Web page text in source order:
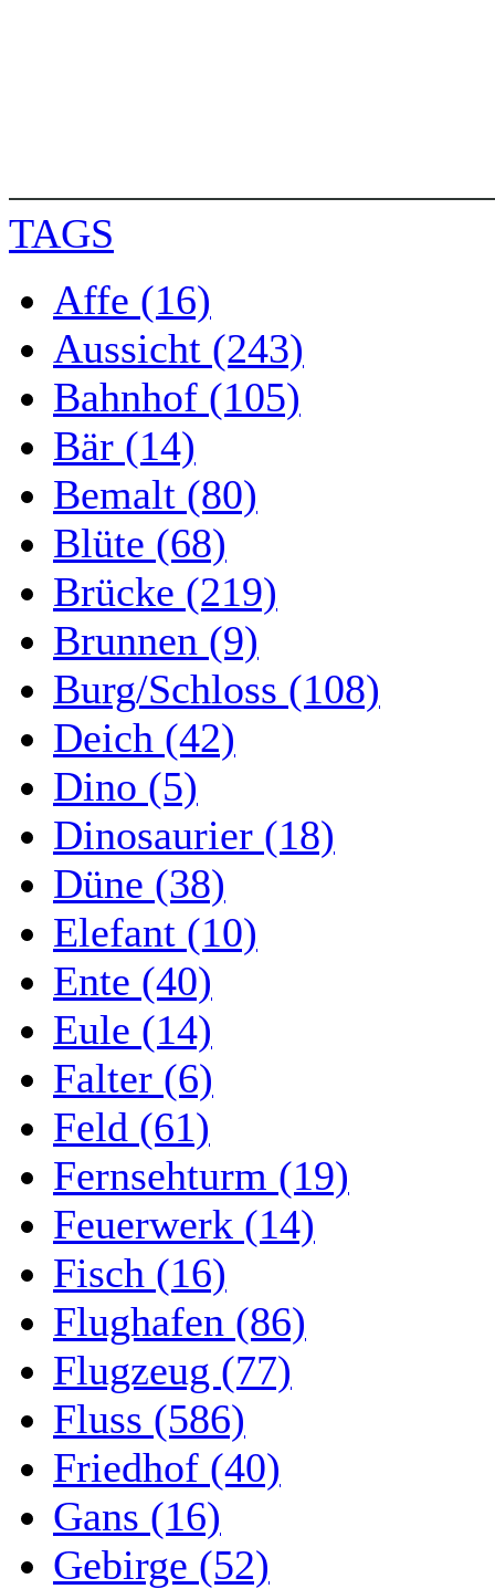
TAGS
Affe (16)
Aussicht (243)
Bahnhof (105)
Bär (14)
Bemalt (80)
Blüte (68)
Brücke (219)
Brunnen (9)
Burg/Schloss (108)
Deich (42)
Dino (5)
Dinosaurier (18)
Düne (38)
Elefant (10)
Ente (40)
Eule (14)
Falter (6)
Feld (61)
Fernsehturm (19)
Feuerwerk (14)
Fisch (16)
Flughafen (86)
Flugzeug (77)
Fluss (586)
Friedhof (40)
Gans (16)
Gebirge (52)